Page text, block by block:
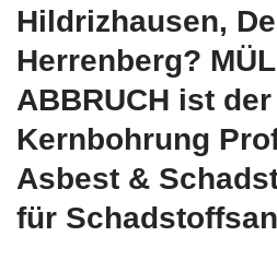
Hildrizhausen,
Herrenberg?
ABBRUCH ist
Kernbohrung
Asbest &
für